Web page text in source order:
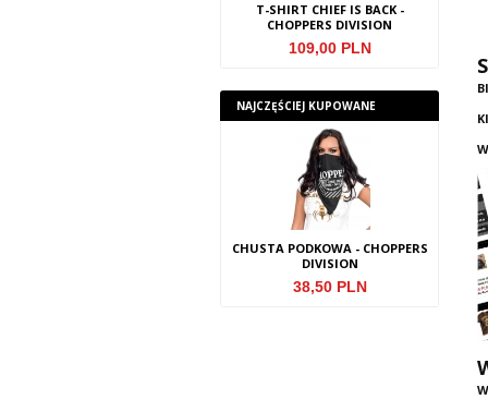
T-SHIRT CHIEF IS BACK -
CHOPPERS DIVISION
109,00 PLN
NAJCZĘŚCIEJ KUPOWANE
CHUSTA PODKOWA - CHOPPERS
DIVISION
38,50 PLN